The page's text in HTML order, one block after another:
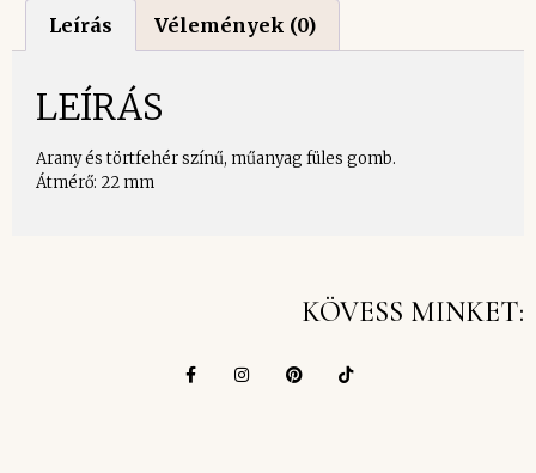
Leírás Vélemények (0)
LEÍRÁS
Arany és törtfehér színű, műanyag füles gomb.
Átmérő: 22 mm
KÖVESS MINKET: